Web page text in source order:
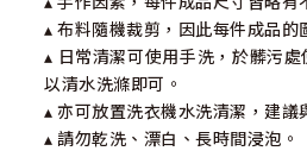
▴ 布料隨機裁剪，因此每件成品的
▴ 日常清潔可使用手洗，於髒污
以清水洗滌即可。
▴ 亦可放置洗衣機水洗清潔，建議
▴ 請勿乾洗、漂白、長時間浸泡。